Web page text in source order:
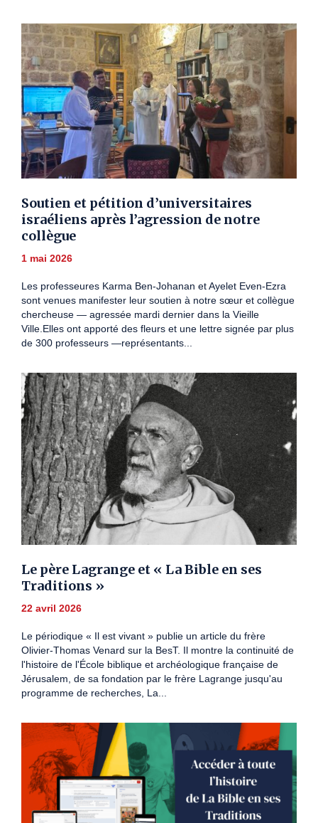
Soutien et pétition d’universitaires
israéliens après l’agression de notre
collègue
1 mai 2026
Les professeures Karma Ben-Johanan et Ayelet Even-Ezra
sont venues manifester leur soutien à notre sœur et collègue
chercheuse — agressée mardi dernier dans la Vieille
Ville.Elles ont apporté des fleurs et une lettre signée par plus
de 300 professeurs —représentants...
Le père Lagrange et « La Bible en ses
Traditions »
22 avril 2026
Le périodique « Il est vivant » publie un article du frère
Olivier-Thomas Venard sur la BesT. Il montre la continuité de
l'histoire de l'École biblique et archéologique française de
Jérusalem, de sa fondation par le frère Lagrange jusqu'au
programme de recherches, La...